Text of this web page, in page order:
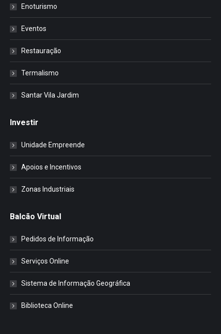
Enoturismo
Eventos
Restauração
Termalismo
Santar Vila Jardim
Investir
Unidade Empreende
Apoios e Incentivos
Zonas Industriais
Balcão Virtual
Pedidos de Informação
Serviços Online
Sistema de Informação Geográfica
Biblioteca Online